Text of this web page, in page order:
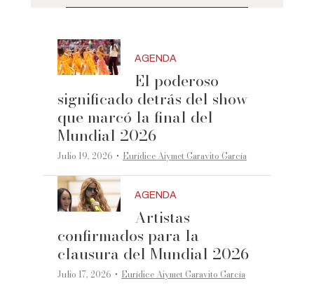
AGENDA
El poderoso
significado detrás del show
que marcó la final del
Mundial 2026
Julio 19, 2026 ·Eurídice Aiymet Garavito García
AGENDA
Artistas
confirmados para la
clausura del Mundial 2026
Julio 17, 2026 ·Eurídice Aiymet Garavito García